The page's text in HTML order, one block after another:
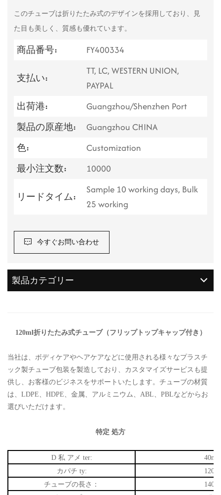
このチューブは折りたたみ式のデザインを採用しており、見
た目も美しく、質感も優れています。
商品番号: FY400334
支払い:
TT, LC, WESTERN UNION,
PAYPAL
出荷港:
Guangzhou/Shenzhen Port
製品の原産地:
Guangzhou CHINA
色:
Customization
最小注文数:
10000
リードタイム:
Sample 10 working days, Bulk
25 working
今すぐお問い合わせ
製品カテゴリー
120ml折りたたみ式チューブ（フリップトップキャップ付き）
当社は、ボディケアやヘアケアなどに使用される様々なプラスチ
ック製チューブ包装を製造しており、カスタマイズサービスも提
供し、お客様のビジネスをサポートいたします。チューブの材質
は、LDPE、HDPE、金属、アルミニウム、ABL、PBLなどからお
選びいただけます。
特定 処方
D 私 アメ ter:
カパチ ty:
チューブの長さ：